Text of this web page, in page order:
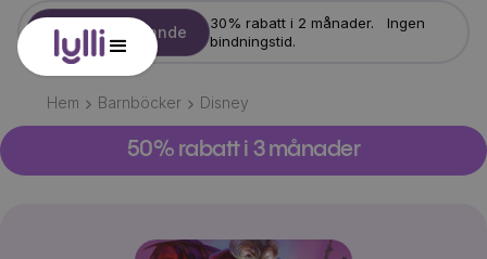
Starta erbjudande
30% rabatt i 2 månader. Ingen
bindningstid.
Hem Barnböcker Disney
50% rabatt i 3 månader